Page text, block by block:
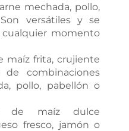
mechada, pollo,
versátiles y se
momento
maíz frita, crujiente
combinaciones
pollo, pabellón o
de maíz dulce
fresco, jamón o